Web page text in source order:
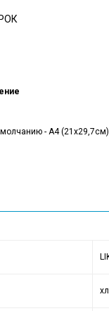
- А4 (21x29,7см)